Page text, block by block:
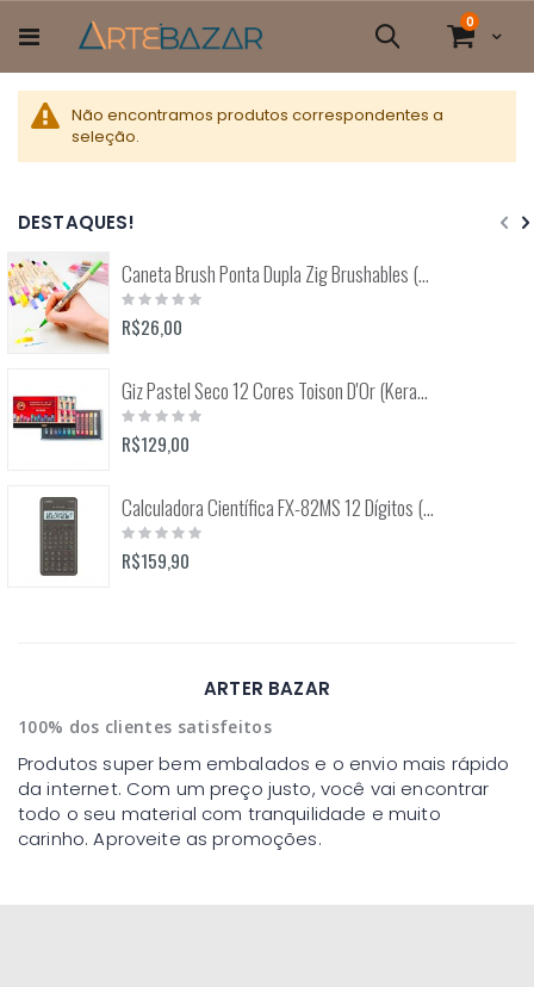
para
o
conteúdo
Cart
0itens
Pesquisa
Não encontramos produtos correspondentes a
seleção.
DESTAQUES!
Caneta Brush Ponta Dupla Zig Brushables (Kuretake)
Rating:
0%
R$26,00
Giz Pastel Seco 12 Cores Toison D'Or (Keramik) 8512
Rating:
0%
R$129,00
Calculadora Científica FX-82MS 12 Dígitos (Casio)
Rating:
0%
R$159,90
ARTER BAZAR
100% dos clientes satisfeitos
Produtos super bem embalados e o envio mais rápido
da internet. Com um preço justo, você vai encontrar
todo o seu material com tranquilidade e muito
carinho. Aproveite as promoções.